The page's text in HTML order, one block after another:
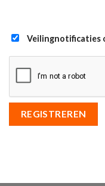
Veilingnotificaties
REGISTREREN